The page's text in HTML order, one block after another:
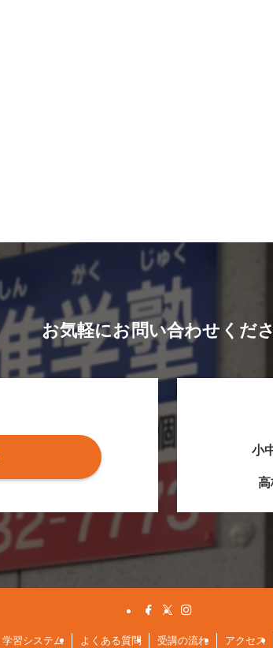
お気軽にお問い合わせくだ
小
高
学習システム よくある質問 受講の流れ アクセス